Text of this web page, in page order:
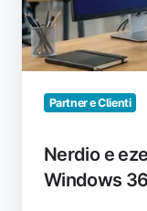
su
AVD
e
Windows
365Partner e Clienti
Nerdio e
Windows